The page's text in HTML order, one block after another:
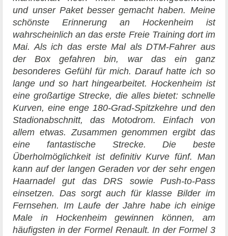
und unser Paket besser gemacht haben. Meine
schönste Erinnerung an Hockenheim ist
wahrscheinlich an das erste Freie Training dort im
Mai. Als ich das erste Mal als DTM-Fahrer aus
der Box gefahren bin, war das ein ganz
besonderes Gefühl für mich. Darauf hatte ich so
lange und so hart hingearbeitet. Hockenheim ist
eine großartige Strecke, die alles bietet: schnelle
Kurven, eine enge 180-Grad-Spitzkehre und den
Stadionabschnitt, das Motodrom. Einfach von
allem etwas. Zusammen genommen ergibt das
eine fantastische Strecke. Die beste
Überholmöglichkeit ist definitiv Kurve fünf. Man
kann auf der langen Geraden vor der sehr engen
Haarnadel gut das DRS sowie Push-to-Pass
einsetzen. Das sorgt auch für klasse Bilder im
Fernsehen. Im Laufe der Jahre habe ich einige
Male in Hockenheim gewinnen können, am
häufigsten in der Formel Renault. In der Formel 3